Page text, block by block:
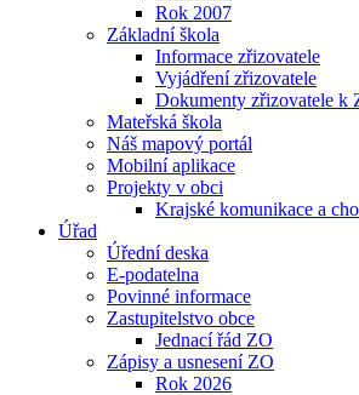
Rok 2007
Základní škola
Informace zřizovatele
Vyjádření zřizovatele
Dokumenty zřizovatele k
Mateřská škola
Náš mapový portál
Mobilní aplikace
Projekty v obci
Krajské komunikace a
Úřad
Úřední deska
E-podatelna
Povinné informace
Zastupitelstvo obce
Jednací řád ZO
Zápisy a usnesení ZO
Rok 2026